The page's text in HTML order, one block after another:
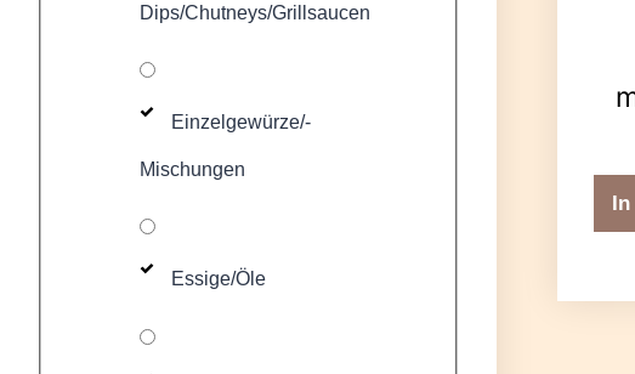
Dips/Chutneys/Grillsaucen
Einzelgewürze/-
Mischungen
Essige/Öle